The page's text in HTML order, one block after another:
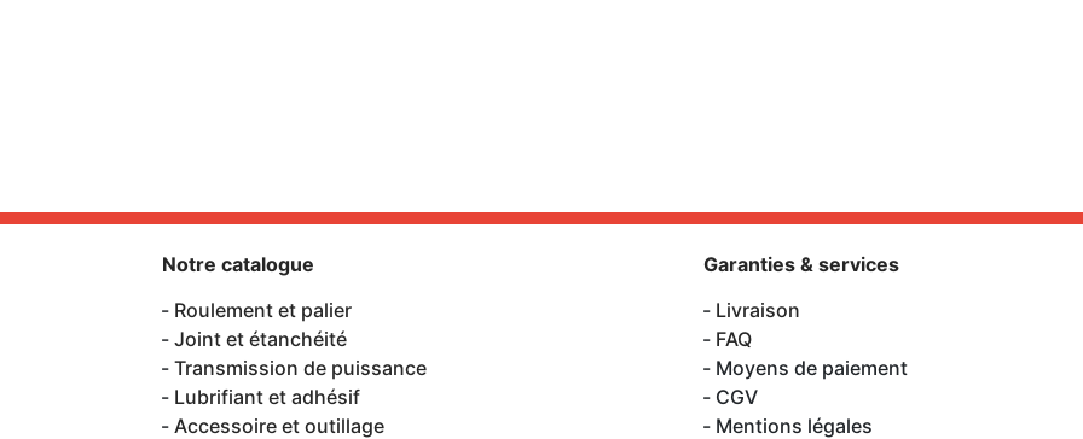
Notre catalogue
Roulement et palier
Joint et étanchéité
Transmission de puissance
Lubrifiant et adhésif
Accessoire et outillage
Garanties & services
Livraison
FAQ
Moyens de paiement
CGV
Mentions légales